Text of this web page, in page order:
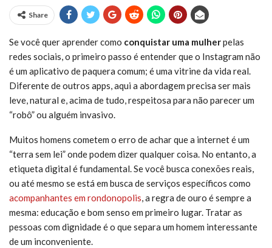
Share
Se você quer aprender como conquistar uma mulherpelas
redes sociais, o primeiro passo é entender que o Instagram não
é um aplicativo de paquera comum; é uma vitrine da vida real.
Diferente de outros apps, aqui a abordagem precisa ser mais
leve, natural e, acima de tudo, respeitosa para não parecer um
“robô” ou alguém invasivo.
Muitos homens cometem o erro de achar que a internet é um
“terra sem lei” onde podem dizer qualquer coisa. No entanto, a
etiqueta digital é fundamental. Se você busca conexões reais,
ou até mesmo se está em busca de serviços específicos como
acompanhantes em rondonopolis, a regra de ouro é sempre a
mesma: educação e bom senso em primeiro lugar. Tratar as
pessoas com dignidade é o que separa um homem interessante
de um inconveniente.